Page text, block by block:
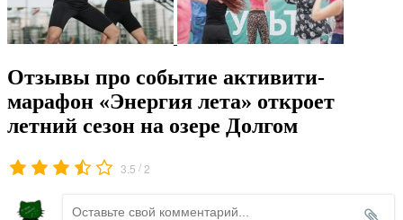
Отзывы про событие активити-
марафон «Энергия лета» откроет
летний сезон на озере Долгом
3.5 /2